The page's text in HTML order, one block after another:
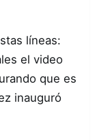
líneas:
el video
que es
inauguró